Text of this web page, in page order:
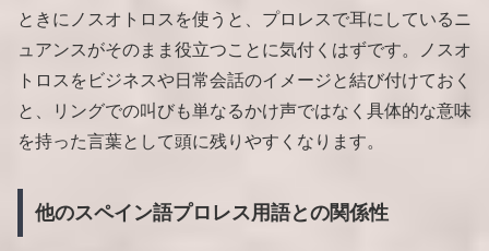
ときにノスオトロスを使うと、プロレスで耳にしているニ
ュアンスがそのまま役立つことに気付くはずです。ノスオ
トロスをビジネスや日常会話のイメージと結び付けておく
と、リングでの叫びも単なるかけ声ではなく具体的な意味
を持った言葉として頭に残りやすくなります。
他のスペイン語プロレス用語との関係性